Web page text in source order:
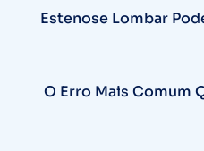
de
Estenose Lombar
O Erro Mais Comum